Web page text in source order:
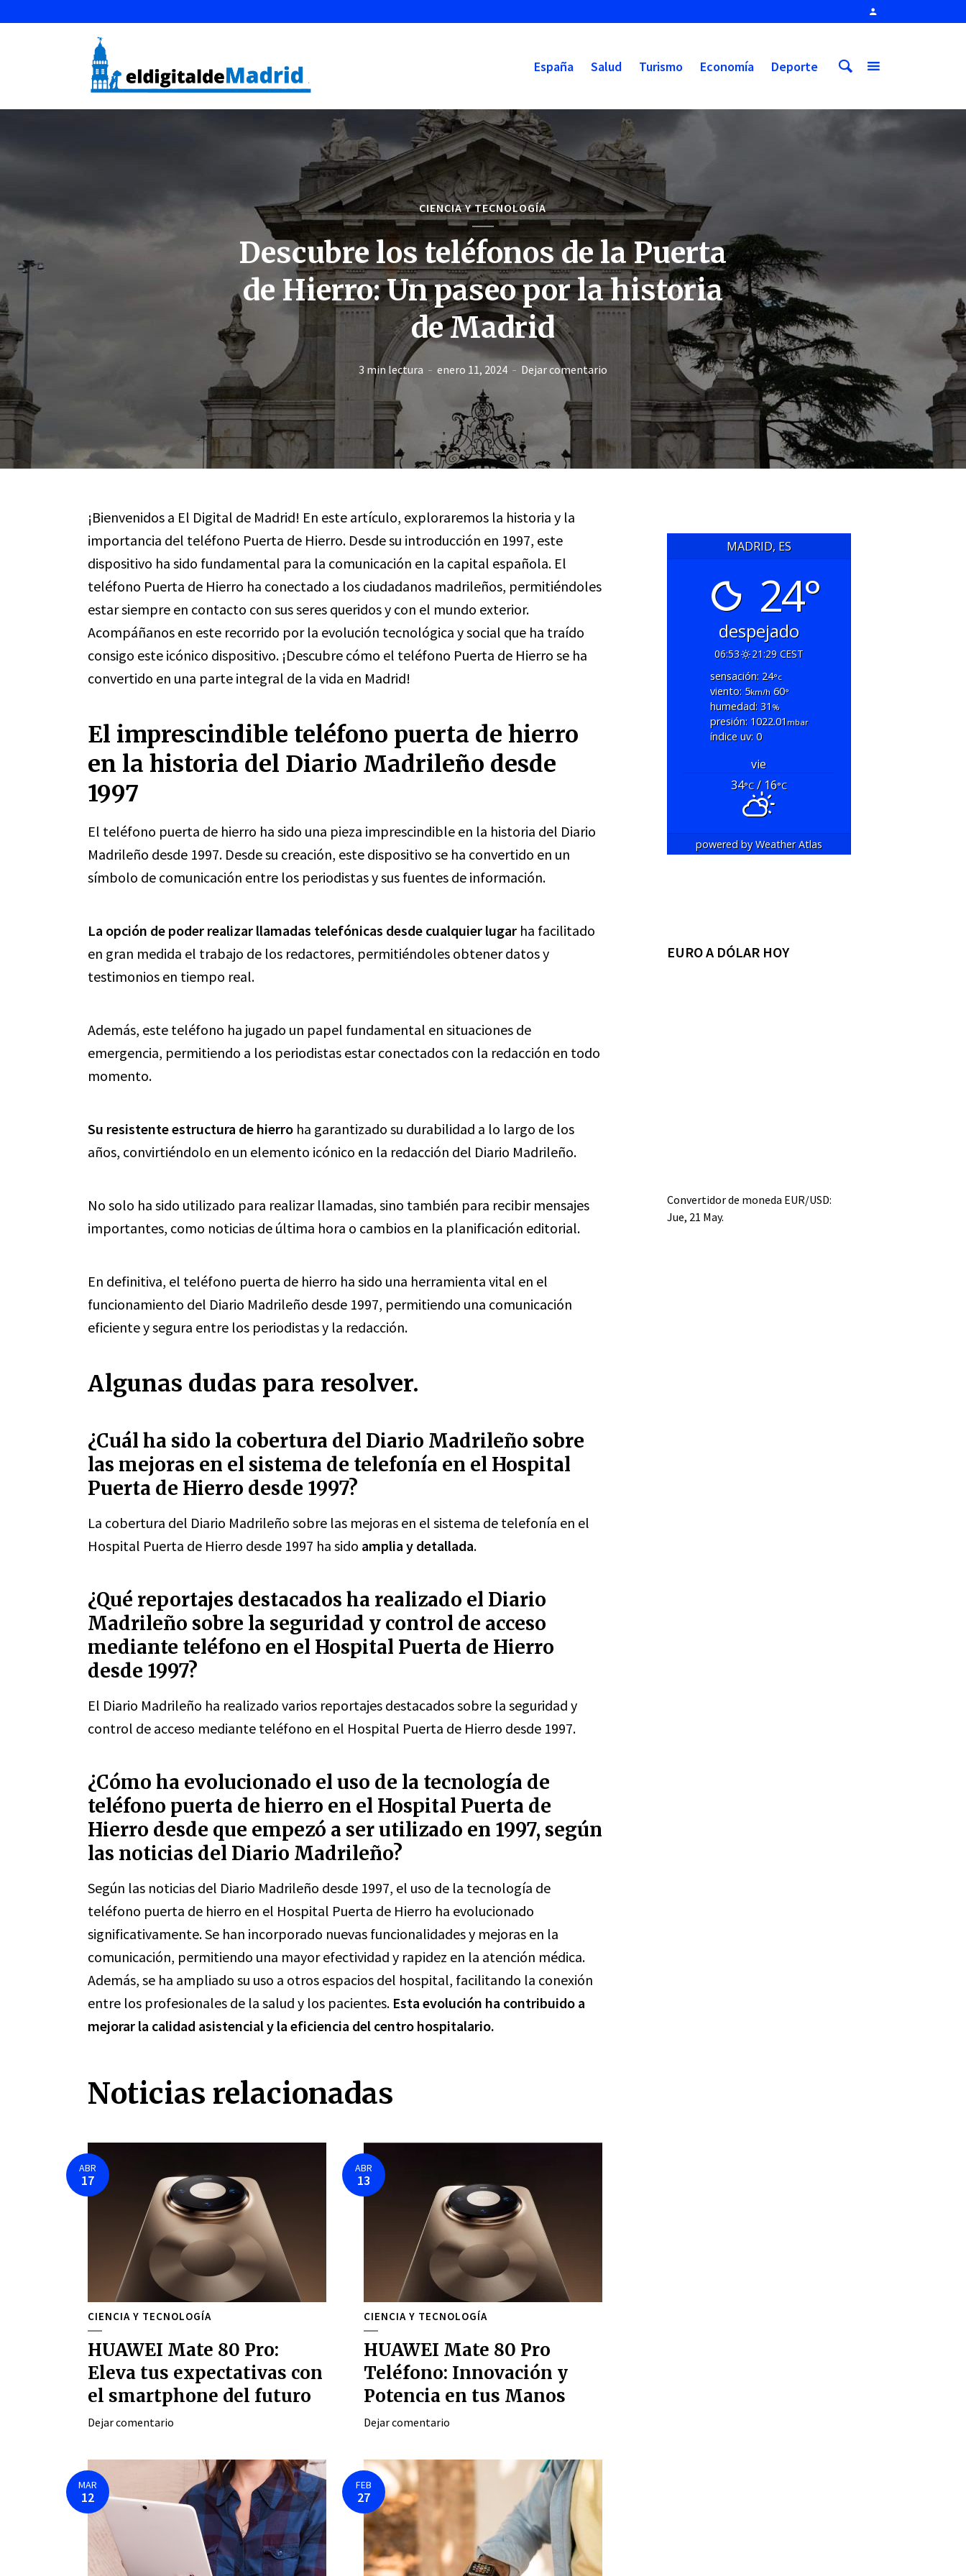
España Salud Turismo Economía Deporte
CIENCIA Y TECNOLOGÍA
Descubre los teléfonos de la Puerta
de Hierro: Un paseo por la historia
de Madrid
3 min lectura enero 11, 2024 Dejar comentario
¡Bienvenidos a El Digital de Madrid! En este artículo, exploraremos la historia y la
importancia del teléfono Puerta de Hierro. Desde su introducción en 1997, este
dispositivo ha sido fundamental para la comunicación en la capital española. El
teléfono Puerta de Hierro ha conectado a los ciudadanos madrileños, permitiéndoles
estar siempre en contacto con sus seres queridos y con el mundo exterior.
Acompáñanos en este recorrido por la evolución tecnológica y social que ha traído
consigo este icónico dispositivo. ¡Descubre cómo el teléfono Puerta de Hierro se ha
convertido en una parte integral de la vida en Madrid!
El imprescindible teléfono puerta de hierro
en la historia del Diario Madrileño desde
1997
El teléfono puerta de hierro ha sido una pieza imprescindible en la historia del Diario
Madrileño desde 1997. Desde su creación, este dispositivo se ha convertido en un
símbolo de comunicación entre los periodistas y sus fuentes de información.
La opción de poder realizar llamadas telefónicas desde cualquier lugar ha facilitado
en gran medida el trabajo de los redactores, permitiéndoles obtener datos y
testimonios en tiempo real.
Además, este teléfono ha jugado un papel fundamental en situaciones de
emergencia, permitiendo a los periodistas estar conectados con la redacción en todo
momento.
Su resistente estructura de hierro ha garantizado su durabilidad a lo largo de los
años, convirtiéndolo en un elemento icónico en la redacción del Diario Madrileño.
No solo ha sido utilizado para realizar llamadas, sino también para recibir mensajes
importantes, como noticias de última hora o cambios en la planificación editorial.
En definitiva, el teléfono puerta de hierro ha sido una herramienta vital en el
funcionamiento del Diario Madrileño desde 1997, permitiendo una comunicación
eficiente y segura entre los periodistas y la redacción.
Algunas dudas para resolver.
¿Cuál ha sido la cobertura del Diario Madrileño sobre
las mejoras en el sistema de telefonía en el Hospital
Puerta de Hierro desde 1997?
La cobertura del Diario Madrileño sobre las mejoras en el sistema de telefonía en el
Hospital Puerta de Hierro desde 1997 ha sido amplia y detallada.
¿Qué reportajes destacados ha realizado el Diario
Madrileño sobre la seguridad y control de acceso
mediante teléfono en el Hospital Puerta de Hierro
desde 1997?
El Diario Madrileño ha realizado varios reportajes destacados sobre la seguridad y
control de acceso mediante teléfono en el Hospital Puerta de Hierro desde 1997.
¿Cómo ha evolucionado el uso de la tecnología de
teléfono puerta de hierro en el Hospital Puerta de
Hierro desde que empezó a ser utilizado en 1997, según
las noticias del Diario Madrileño?
Según las noticias del Diario Madrileño desde 1997, el uso de la tecnología de
teléfono puerta de hierro en el Hospital Puerta de Hierro ha evolucionado
significativamente. Se han incorporado nuevas funcionalidades y mejoras en la
comunicación, permitiendo una mayor efectividad y rapidez en la atención médica.
Además, se ha ampliado su uso a otros espacios del hospital, facilitando la conexión
entre los profesionales de la salud y los pacientes. Esta evolución ha contribuido a
mejorar la calidad asistencial y la eficiencia del centro hospitalario.
Noticias relacionadas
ABR
17
CIENCIA Y TECNOLOGÍA
HUAWEI Mate 80 Pro:
Eleva tus expectativas con
el smartphone del futuro
Dejar comentario
ABR
13
CIENCIA Y TECNOLOGÍA
HUAWEI Mate 80 Pro
Teléfono: Innovación y
Potencia en tus Manos
Dejar comentario
MAR
12
FEB
27
MADRID, ES
24°
despejado
06:53
21:29 CEST
sensación: 24°c
viento: 5km/h60°
humedad: 31 %
presión: 1022.01 mbar
índice uv: 0
vie
34°C/ 16°C
powered byWeather Atlas
EURO A DÓLAR HOY
Convertidor de moneda EUR/USD:
Jue, 21 May.